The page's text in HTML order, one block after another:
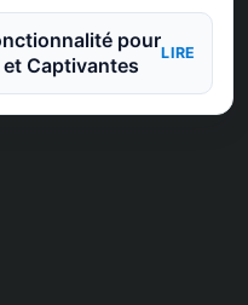
pour
Captivantes
LIRE